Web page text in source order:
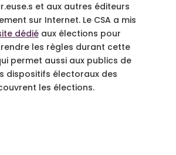
et aux autres éditeurs
sur Internet. Le CSA a mis
dédiéaux élections pour
les règles durant cette
permet aussi aux publics de
dispositifs électoraux des
les élections.